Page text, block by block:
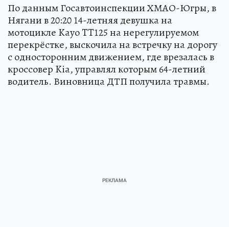
По данным Госавтоинспекции ХМАО-Югры, в
Нягани в 20:20 14-летняя девушка на
мотоцикле Kayo TT125 на нерегулируемом
перекрёстке, выскочила на встречку на дорогу
с односторонним движением, где врезалась в
кроссовер Kia, управлял которым 64-летний
водитель. Виновница ДТП получила травмы.